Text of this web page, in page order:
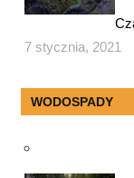
7 stycznia, 2021
WODOSPADY